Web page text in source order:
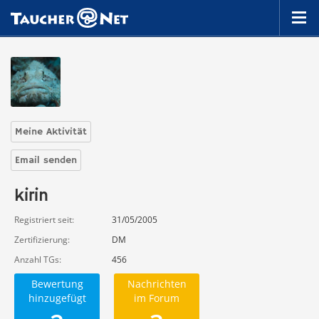
Meine Aktivität
Email senden
kirin
Registriert seit
31/05/2005
Zertifizierung
DM
Anzahl TGs
456
Bewertung
hinzugefügt
Nachrichten
im Forum